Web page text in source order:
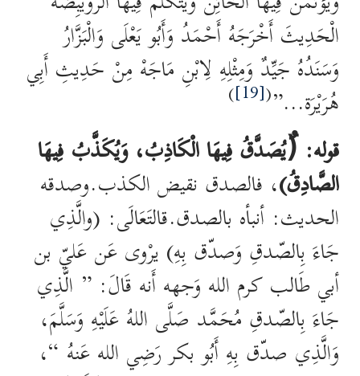
الْحَدِيثَ أَخْرَجَهُ أَحْمَدُ وَأَبُو يَعْلَى وَالْبَزَّارُ
وَسَنَدُهُ جَيِّدٌ وَمِثْلِهِ لِابْنِ مَاجَهْ مِنْ حَدِيثِ أَبِي
هُرَيْرَة…”(
[19]
)
قوله: (ُيُصَدَّقُ فِيهَا الْكَاذِبُ، وَيُكَذَّبُ فِيهَا
الصَّادِقُ)، فالصدق نقيض الكذب.وصدقه
الحديث: أنبأه بالصدق.قالتَعَالَى: (والَّذِي
جَاءَ بِالصّدقِ وَصدّق بِهِ) يرْوى عَن عَليّ بن
أبي طَالب كرم الله وَجهه أَنه قَالَ: ” الَّذِي
جَاءَ بِالصّدقِ مُحَمَّد صَلَّى اللهُ عَلَيْهِ وَسَلَّمَ،
وَالَّذِي صدّق بِهِ أَبُو بكر رَضِي الله عَنهُ “،